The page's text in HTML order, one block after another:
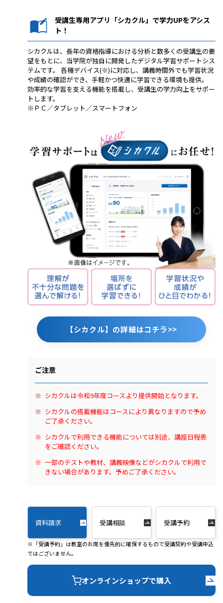
受講生専用アプリ「シカクル」で学力UPをアシス
ト！
シカクルは、長年の資格指導における分析と数多くの受講生の要
望をもとに、当学院が独自に開発したデジタル学習サポートシス
テムです。 各種デバイス(※)に対応し、講義時間外でも学習状況
や成績の確認ができ、手軽かつ快適に学習できる環境も提供。
効率的な学習を支える機能を搭載し、受講生の学力向上をサポー
トします。
※ＰＣ／タブレット／スマートフォン
【シカクル】の詳細はコチラ>>
ご注意
シカクルは令和9年度コースより提供開始となります。
シカクルの搭載機能はコースにより異なりますので予め
ご了承ください。
シカクルで利用できる機能については別途、講座日程表
をご確認ください。
一部のテストや教材、講義映像などがシカクルで利用で
きない場合があります。予めご了承ください。
資料請求 受講相談 受講予約
※「受講予約」は教室のお席を優先的に確保するもので受講契約や受講申込
ではございません。
オンラインショップで購入